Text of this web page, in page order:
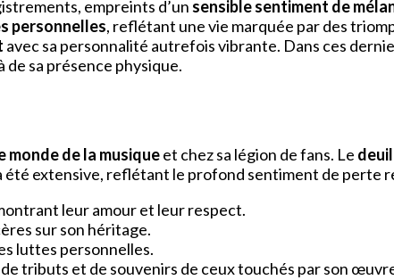
empreints d’un sensible sentiment de
personnelles, reflétant une vie marquée par des
avec sa personnalité autrefois vibrante. Dans ces
sa présence physique.
monde de la musiqueet chez sa légion de fans. Le
extensive, reflétant le profond sentiment de perte
leur amour et leur respect.
sur son héritage.
luttes personnelles.
tributs et de souvenirs de ceux touchés par son